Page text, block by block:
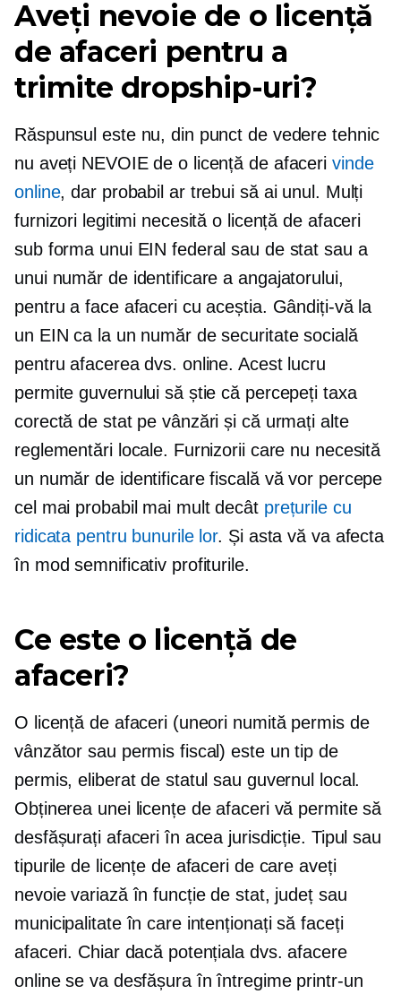
Aveți nevoie de o licență
de afaceri pentru a
trimite dropship-uri?
Răspunsul este nu, din punct de vedere tehnic
nu aveți NEVOIE de o licență de afaceri vinde
online, dar probabil ar trebui să ai unul. Mulți
furnizori legitimi necesită o licență de afaceri
sub forma unui EIN federal sau de stat sau a
unui număr de identificare a angajatorului,
pentru a face afaceri cu aceștia. Gândiți-vă la
un EIN ca la un număr de securitate socială
pentru afacerea dvs. online. Acest lucru
permite guvernului să știe că percepeți taxa
corectă de stat pe vânzări și că urmați alte
reglementări locale. Furnizorii care nu necesită
un număr de identificare fiscală vă vor percepe
cel mai probabil mai mult decât prețurile cu
ridicata pentru bunurile lor. Și asta vă va afecta
în mod semnificativ profiturile.
Ce este o licență de
afaceri?
O licență de afaceri (uneori numită permis de
vânzător sau permis fiscal) este un tip de
permis, eliberat de statul sau guvernul local.
Obținerea unei licențe de afaceri vă permite să
desfășurați afaceri în acea jurisdicție. Tipul sau
tipurile de licențe de afaceri de care aveți
nevoie variază în funcție de stat, județ sau
municipalitate în care intenționați să faceți
afaceri. Chiar dacă potențiala dvs. afacere
online se va desfășura în întregime printr-un